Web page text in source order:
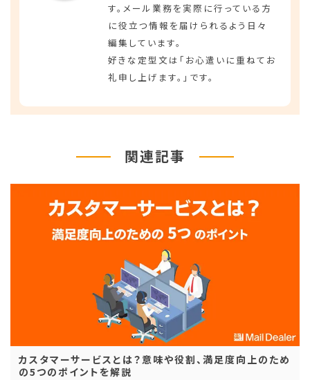
す。メール業務を実際に行っている方
に役立つ情報を届けられるよう日々
編集しています。
好きな定型文は「お心遣いに重ねてお
礼申し上げます。」です。
関連記事
カスタマーサービスとは？意味や役割、満足度向上のため
の5つのポイントを解説